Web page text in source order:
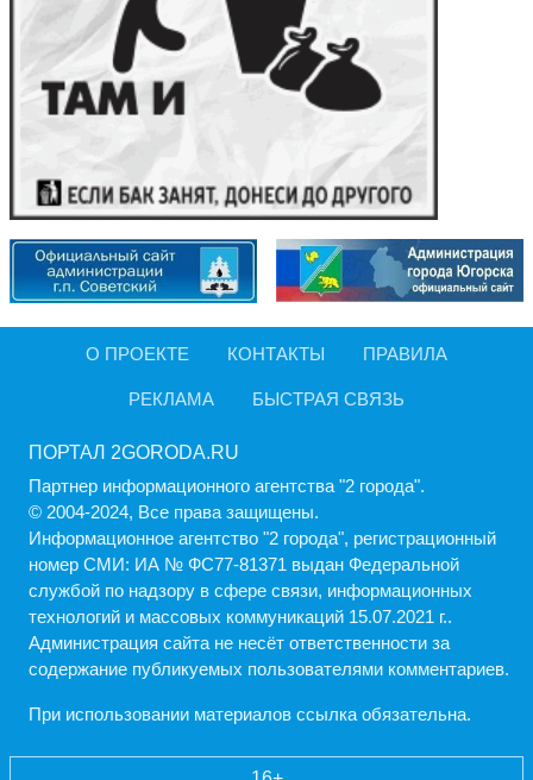
О ПРОЕКТЕ КОНТАКТЫ ПРАВИЛА
РЕКЛАМА БЫСТРАЯ СВЯЗЬ
ПОРТАЛ 2GORODA.RU
Партнер информационного агентства "2 города".
© 2004-2024, Все права защищены.
Информационное агентство "2 города", регистрационный
номер СМИ: ИА № ФС77-81371 выдан Федеральной
службой по надзору в сфере связи, информационных
технологий и массовых коммуникаций 15.07.2021 г..
Администрация cайта не несёт ответственности за
содержание публикуемых пользователями комментариев.
При использовании материалов ссылка обязательна.